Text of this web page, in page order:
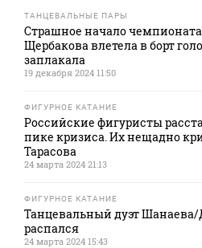
ТАНЦЕВАЛЬНЫЕ ПАРЫ
Страшное начало
Щербакова влетела в борт
заплакала
19 декабря 2024 11:50
ФИГУРНОЕ КАТАНИЕ
Российские фигуристы
пике кризиса. Их нещадно
Тарасова
24 марта 2024 21:13
ФИГУРНОЕ КАТАНИЕ
Танцевальный дуэт Шанаева/
распался
24 марта 2024 15:43